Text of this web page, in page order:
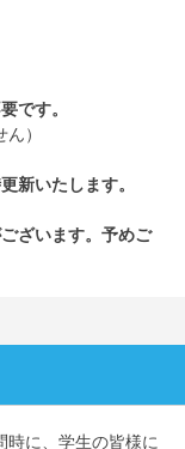
です。
）
新いたします。
ざいます。予めご
時に、学生の皆様に